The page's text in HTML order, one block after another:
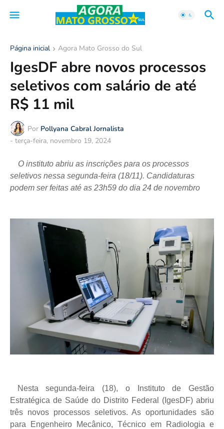
Página inicial Agora Mato Grosso do Sul
IgesDF abre novos processos
seletivos com salário de até
R$ 11 mil
Por Pollyana Cabral Jornalista
- terça-feira, novembro 19, 2024
O instituto abriu as inscrições para os processos
seletivos nessa segunda-feira (18/11). Candidaturas
podem ser feitas até as 23h59 do dia 24 de novembro
Nesta segunda-feira (18), o Instituto de Gestão
Estratégica de Saúde do Distrito Federal (IgesDF) abriu
três novos processos seletivos. As oportunidades são
para Engenheiro Mecânico, Técnico em Radiologia e